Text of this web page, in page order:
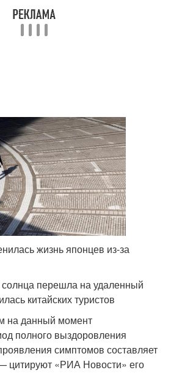
жизнь японцев из-за
перешла на удаленный
китайских туристов
на данный момент
полного выздоровления
симптомов составляет
цитируют «РИА Новости» его